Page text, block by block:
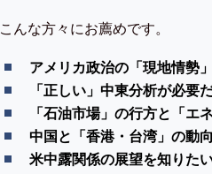
こんな方々にお薦めです。
アメリカ政治の「現地情勢
「正しい」中東分析が必要
「石油市場」の行方と「エ
中国と「香港・台湾」の動
米中露関係の展望を知りた